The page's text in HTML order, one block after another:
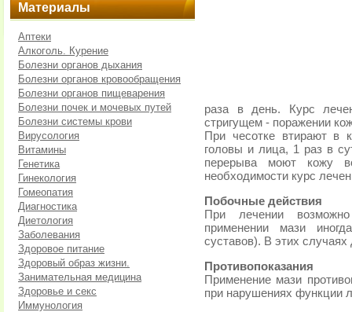
Материалы
Аптеки
Алкоголь. Курение
Болезни органов дыхания
Болезни органов кровообращения
Болезни органов пищеварения
Болезни почек и мочевых путей
Болезни системы крови
Вирусология
Витамины
Генетика
Гинекология
Гомеопатия
Диагностика
Диетология
Заболевания
Здоровое питание
Здоровый образ жизни.
Занимательная медицина
Здоровье и секс
Иммунология
раза в день. Курс
стригущем - поражении
При чесотке втирают в
головы и лица, 1 раз в
перерыва моют кожу
необходимости курс
Побочные действия
При лечении
применении мази
суставов). В этих
Противопоказания
Применение мази
при нарушениях функции